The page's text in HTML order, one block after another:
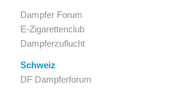
Dampfer Forum
E-Zigarettenclub
Dampferzuflucht
Schweiz
DF Dampferforum